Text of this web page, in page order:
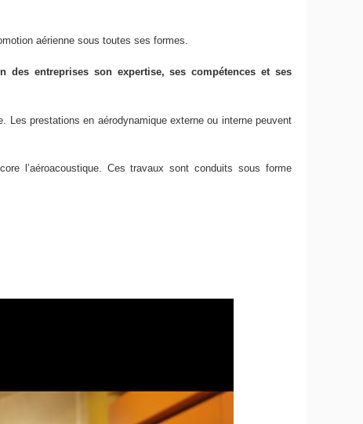
aérienne sous toutes ses formes.
entreprises son expertise, ses compétences et ses
Les prestations en aérodynamique externe ou interne peuvent
l’aéroacoustique. Ces travaux sont conduits sous forme